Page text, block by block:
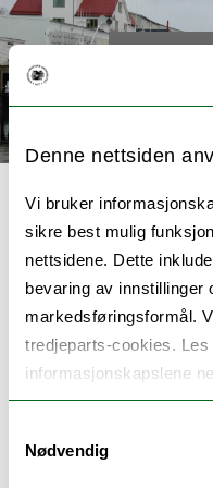
Denne nettsiden
Vi bruker
sikre best mulig
nettsidene. Dette
bevaring av innstillinger
markedsføringsformål.
tredjeparts-cookies.
informasjonskapslene
Nødvendig
<
CompareIT
Compareit tar for
administreres,